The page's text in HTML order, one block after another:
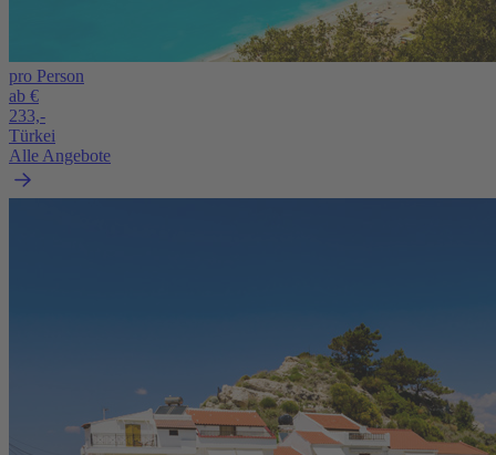
pro Person
ab €
233,-
Türkei
Alle Angebote